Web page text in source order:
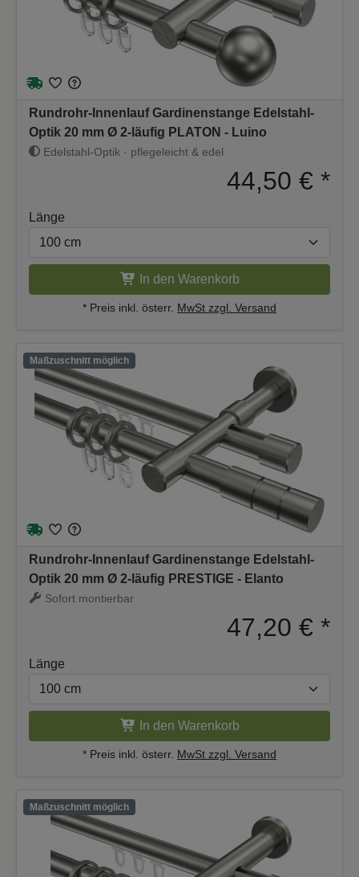
Rundrohr-Innenlauf Gardinenstange Edelstahl-
Optik 20 mm Ø 2-läufig PLATON - Luino
Edelstahl-Optik · pflegeleicht & edel
44,50 € *
Länge
In den Warenkorb
* Preis inkl. österr. MwSt zzgl. Versand
Maßzuschnitt möglich
Rundrohr-Innenlauf Gardinenstange Edelstahl-
Optik 20 mm Ø 2-läufig PRESTIGE - Elanto
Sofort montierbar
47,20 € *
Länge
In den Warenkorb
* Preis inkl. österr. MwSt zzgl. Versand
Maßzuschnitt möglich